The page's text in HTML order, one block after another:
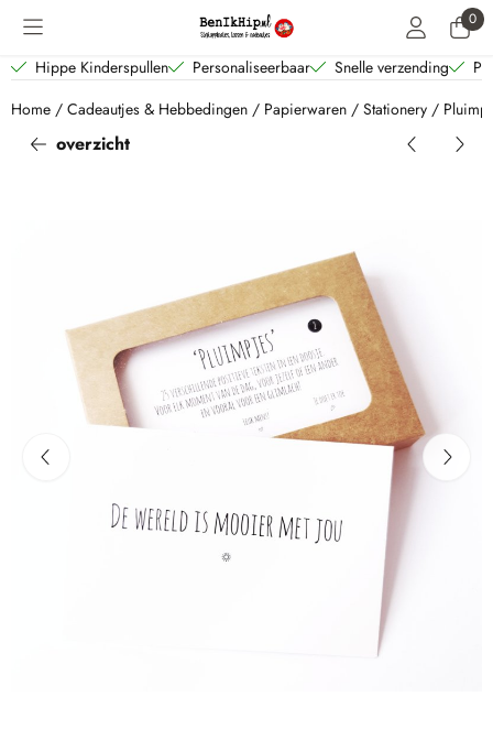
Cookievoorkeuren zijn beschikbaar. Kies instellingen of sta alle 0
Hippe Kinderspullen Personaliseerbaar Snelle verzending
Home / Cadeautjes & Hebbedingen / Papierwaren / Stationery /
overzicht